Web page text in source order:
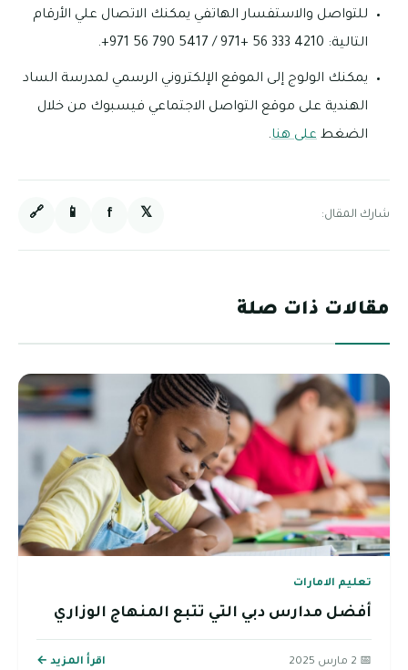
للتواصل والاستفسار الهاتفي يمكنك الاتصال علي الأرقام
التالية: 4210 333 56 +971 / 5417 790 56 971+.
يمكنك الولوج إلى الموقع الإلكتروني الرسمي لمدرسة الساد
الهندية على موقع التواصل الاجتماعي فيسبوك من خلال
الضغط على هنا.
شارك المقال: 𝕏
f
📱
🔗
مقالات ذات صلة
تعليم الامارات
أفضل مدارس دبي التي تتبع المنهاج الوزاري
📅 2 مارس 2025 اقرأ المزيد ←